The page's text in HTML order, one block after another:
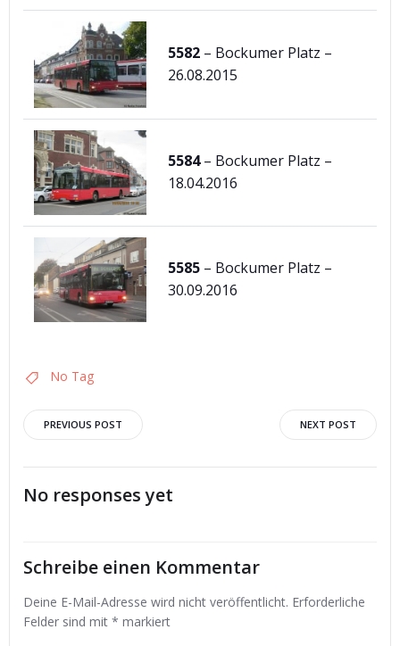
5582 – Bockumer Platz –
26.08.2015
5584– Bockumer Platz –
18.04.2016
5585 – Bockumer Platz –
30.09.2016
No Tag
Post
navigation
PREVIOUS POST
navigation
NEXT POST
No responses yet
Schreibe einen Kommentar
Deine E-Mail-Adresse wird nicht veröffentlicht. Erforderliche
Felder sind mit * markiert